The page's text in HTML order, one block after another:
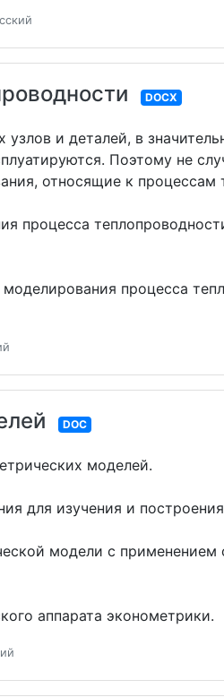
DOCX
и деталей, в
Поэтому не
относящие к
процесса
процесса
DOC
моделей.
для изучения и
модели с применением
аппарата эконометрики.